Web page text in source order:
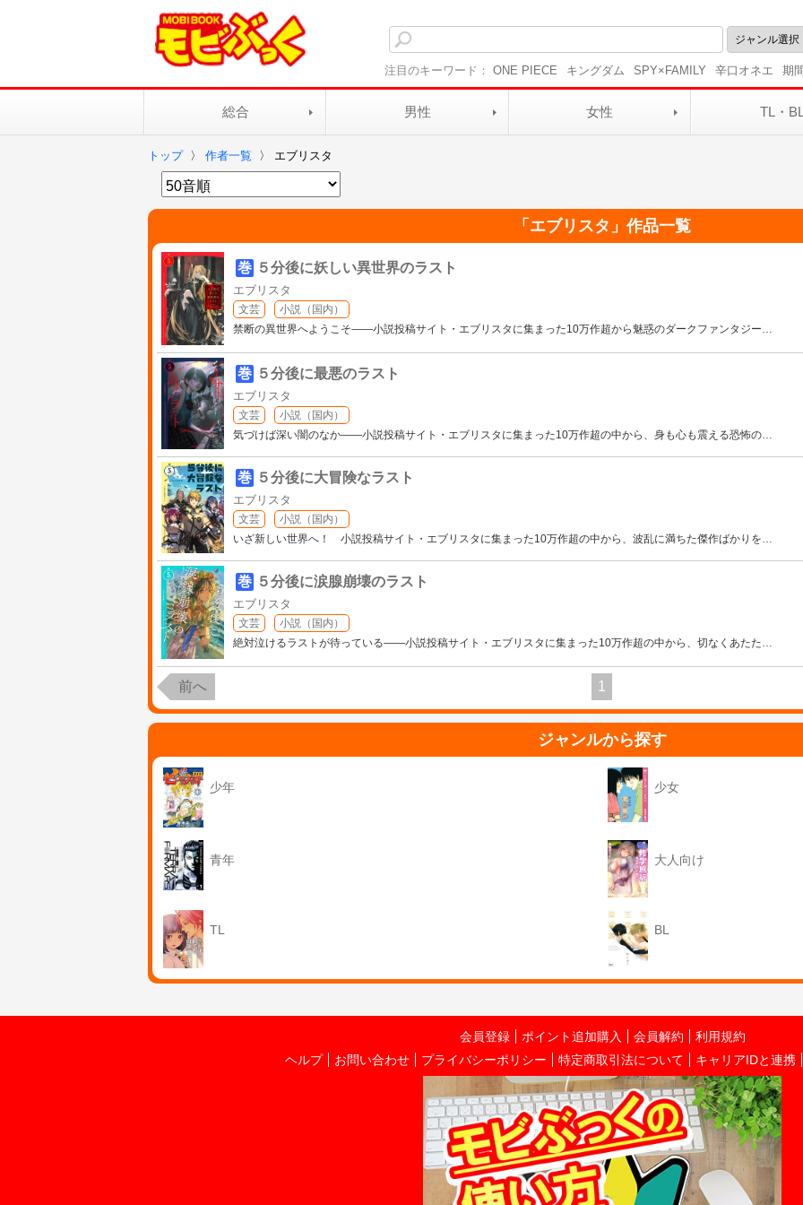
注目のキーワード： ONE PIECE キングダム SPY×FAMILY 辛口オネエ 期
総合 男性 女性 TL・
トップ 〉 作者一覧 〉 エブリスタ
「 エブリスタ 」作品一覧
巻 ５分後に妖しい異世界のラスト
エブリスタ
文芸
小説（国内）
禁断の異世界へようこそ――小説投稿サイト・エブリスタに集まった10万作超から魅惑のダークファンタジー…
巻 ５分後に最悪のラスト
エブリスタ
文芸
小説（国内）
気づけば深い闇のなか――小説投稿サイト・エブリスタに集まった10万作超の中から、身も心も震える恐怖の…
巻 ５分後に大冒険なラスト
エブリスタ
文芸
小説（国内）
いざ新しい世界へ！ 小説投稿サイト・エブリスタに集まった10万作超の中から、波乱に満ちた傑作ばかりを…
巻 ５分後に涙腺崩壊のラスト
エブリスタ
文芸
小説（国内）
絶対泣けるラストが待っている――小説投稿サイト・エブリスタに集まった10万作超の中から、切なくあたた…
前へ 1
ジャンルから探す
少年 少女
青年 大人向け
TL BL
会員登録 ポイント追加購入 会員解約
利用規約
ヘルプ
お問い合わせ プライバシーポリシー 特定商取引法について キャリアIDと連携